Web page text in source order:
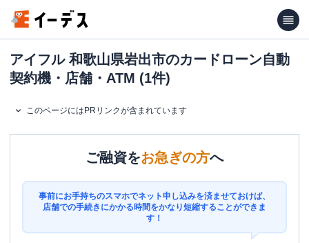
アイフル 和歌山県岩出市のカードローン自動
契約機・店舗・ATM (1件)
このページにはPRリンクが含まれています
ご融資をお急ぎの方へ
事前にお手持ちのスマホでネット申し込みを済ませておけば、
店舗での手続きにかかる時間をかなり短縮することができま
す！